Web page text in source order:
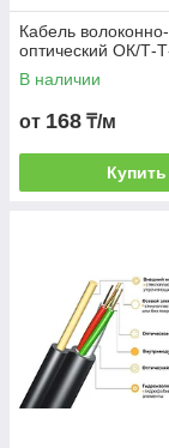
Кабель волоконно-
оптический ОК/Т-
В наличии
от 168 ₸/м
Купить